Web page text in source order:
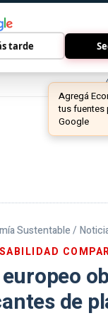
Sustentable /
de
tarde